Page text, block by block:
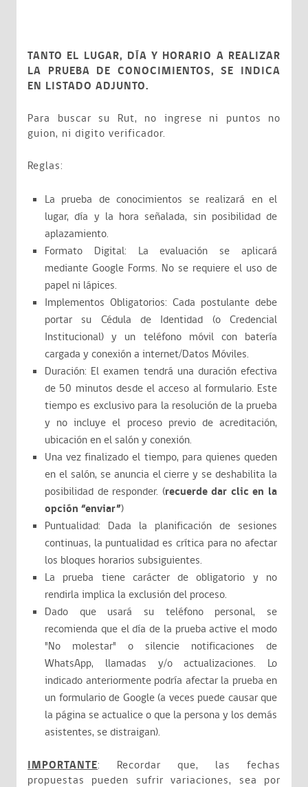
TANTO EL LUGAR, DÍA Y HORARIO A REALIZAR
LA PRUEBA DE CONOCIMIENTOS, SE INDICA
EN LISTADO ADJUNTO.
Para buscar su Rut, no ingrese ni puntos no
guion, ni digito verificador.
Reglas:
La prueba de conocimientos se realizará en el
lugar, día y la hora señalada, sin posibilidad de
aplazamiento.
Formato Digital: La evaluación se aplicará
mediante Google Forms. No se requiere el uso de
papel ni lápices.
Implementos Obligatorios: Cada postulante debe
portar su Cédula de Identidad (o Credencial
Institucional) y un teléfono móvil con batería
cargada y conexión a internet/Datos Móviles.
Duración: El examen tendrá una duración efectiva
de 50 minutos desde el acceso al formulario. Este
tiempo es exclusivo para la resolución de la prueba
y no incluye el proceso previo de acreditación,
ubicación en el salón y conexión.
Una vez finalizado el tiempo, para quienes queden
en el salón, se anuncia el cierre y se deshabilita la
posibilidad de responder. (recuerde dar clic en la
opción “enviar”)
Puntualidad: Dada la planificación de sesiones
continuas, la puntualidad es crítica para no afectar
los bloques horarios subsiguientes.
La prueba tiene carácter de obligatorio y no
rendirla implica la exclusión del proceso.
Dado que usará su teléfono personal, se
recomienda que el día de la prueba active el modo
"No molestar" o silencie notificaciones de
WhatsApp, llamadas y/o actualizaciones. Lo
indicado anteriormente podría afectar la prueba en
un formulario de Google (a veces puede causar que
la página se actualice o que la persona y los demás
asistentes, se distraigan).
IMPORTANTE: Recordar que, las fechas
propuestas pueden sufrir variaciones, sea por